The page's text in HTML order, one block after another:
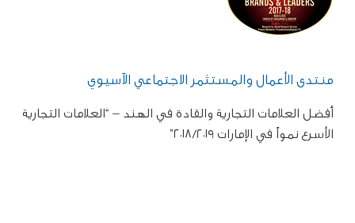
منتدى الأعمال والمستثمر الاجتماعي الآسيوي
أفضل العلامات التجارية والقادة في الهند – “العلامات التجارية
الأسرع نمواً في الإمارات ٢٠١٨/٢٠١٩”